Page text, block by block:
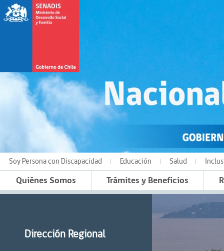
Soy Persona con Discapacidad Educación Salud
Quiénes Somos Trámites y Beneficios
Dirección Regional